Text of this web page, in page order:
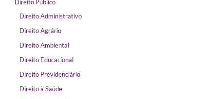
Direito Público
Direito Administrativo
Direito Agrário
Direito Ambiental
Direito Educacional
Direito Previdenciário
Direito à Saúde